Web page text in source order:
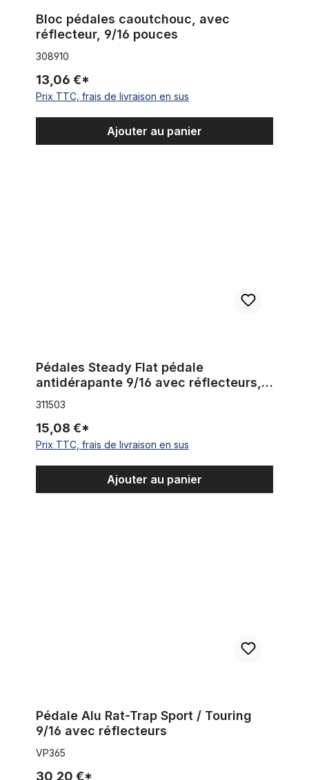
Bloc pédales caoutchouc, avec
réflecteur, 9/16 pouces
308910
13,06 €*
Prix TTC, frais de livraison en sus
Ajouter au panier
Pédales Steady Flat pédale
antidérapante 9/16 avec réflecteurs,
noir
311503
15,08 €*
Prix TTC, frais de livraison en sus
Ajouter au panier
Pédale Alu Rat-Trap Sport / Touring
9/16 avec réflecteurs
VP365
30,20 €*